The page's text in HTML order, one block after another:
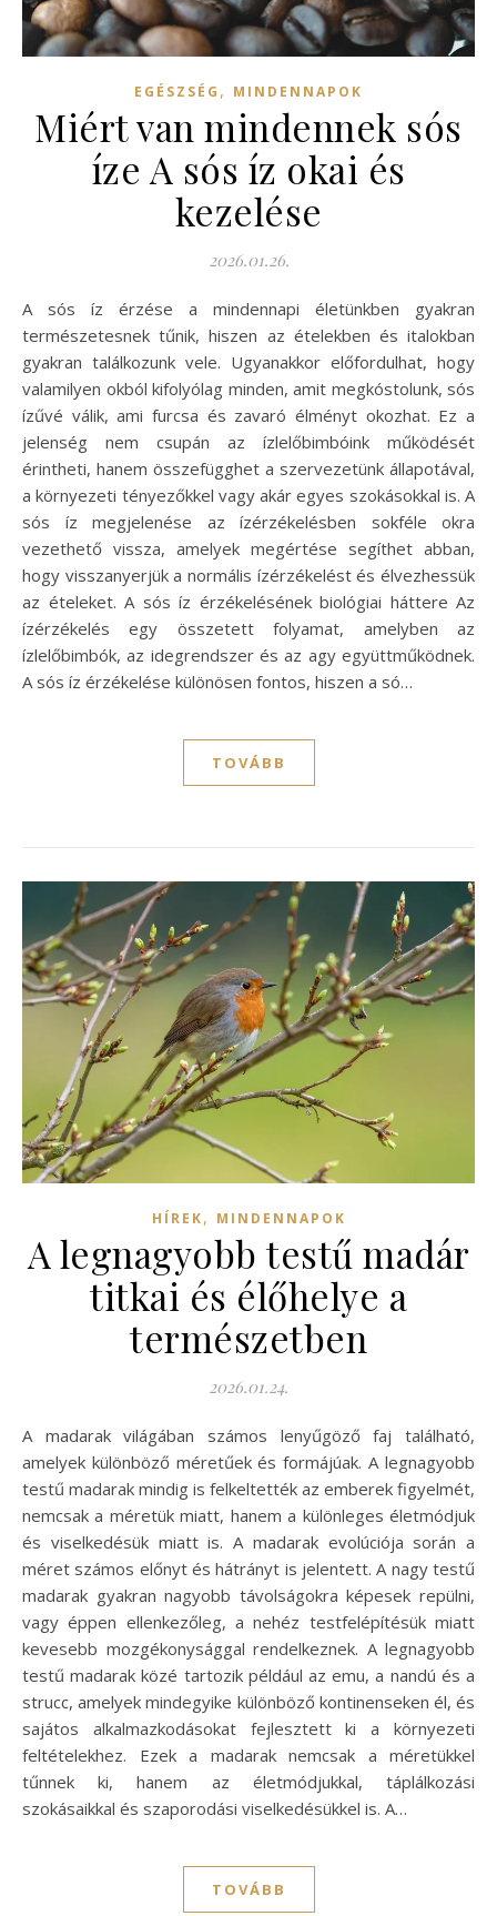
EGÉSZSÉG , MINDENNAPOK
Miért van mindennek sós
íze A sós íz okai és
kezelése
2026.01.26.
A sós íz érzése a mindennapi életünkben gyakran
természetesnek tűnik, hiszen az ételekben és italokban
gyakran találkozunk vele. Ugyanakkor előfordulhat, hogy
valamilyen okból kifolyólag minden, amit megkóstolunk, sós
ízűvé válik, ami furcsa és zavaró élményt okozhat. Ez a
jelenség nem csupán az ízlelőbimbóink működését
érintheti, hanem összefügghet a szervezetünk állapotával,
a környezeti tényezőkkel vagy akár egyes szokásokkal is. A
sós íz megjelenése az ízérzékelésben sokféle okra
vezethető vissza, amelyek megértése segíthet abban,
hogy visszanyerjük a normális ízérzékelést és élvezhessük
az ételeket. A sós íz érzékelésének biológiai háttere Az
ízérzékelés egy összetett folyamat, amelyben az
ízlelőbimbók, az idegrendszer és az agy együttműködnek.
A sós íz érzékelése különösen fontos, hiszen a só…
TOVÁBB
HÍREK, MINDENNAPOK
A legnagyobb testű madár
titkai és élőhelye a
természetben
2026.01.24.
A madarak világában számos lenyűgöző faj található,
amelyek különböző méretűek és formájúak. A legnagyobb
testű madarak mindig is felkeltették az emberek figyelmét,
nemcsak a méretük miatt, hanem a különleges életmódjuk
és viselkedésük miatt is. A madarak evolúciója során a
méret számos előnyt és hátrányt is jelentett. A nagy testű
madarak gyakran nagyobb távolságokra képesek repülni,
vagy éppen ellenkezőleg, a nehéz testfelépítésük miatt
kevesebb mozgékonysággal rendelkeznek. A legnagyobb
testű madarak közé tartozik például az emu, a nandú és a
strucc, amelyek mindegyike különböző kontinenseken él, és
sajátos alkalmazkodásokat fejlesztett ki a környezeti
feltételekhez. Ezek a madarak nemcsak a méretükkel
tűnnek ki, hanem az életmódjukkal, táplálkozási
szokásaikkal és szaporodási viselkedésükkel is. A…
TOVÁBB